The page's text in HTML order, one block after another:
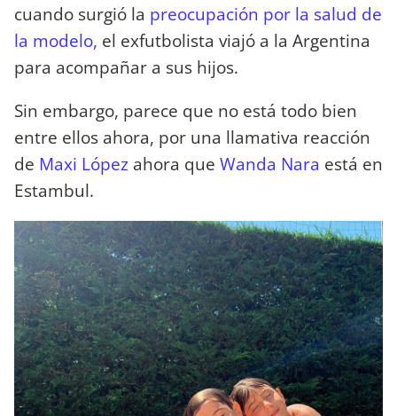
cuando surgió la preocupación por la salud de
la modelo, el exfutbolista viajó a la Argentina
para acompañar a sus hijos.
Sin embargo, parece que no está todo bien
entre ellos ahora, por una llamativa reacción
de Maxi López ahora que Wanda Nara está en
Estambul.